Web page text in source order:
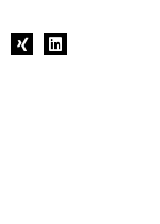
XingLinkedin